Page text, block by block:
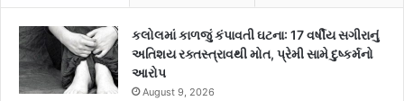
કલોલમાં કાળજું કંપાવતી ઘટના: 17 વર્ષીય સગીરાનું
અતિશય રક્તસ્ત્રાવથી મોત, પ્રેમી સામે દુષ્કર્મનો
આરોપ
August 9, 2026